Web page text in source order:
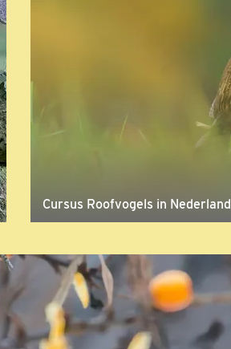
Cursus Roofvogels in Nederland